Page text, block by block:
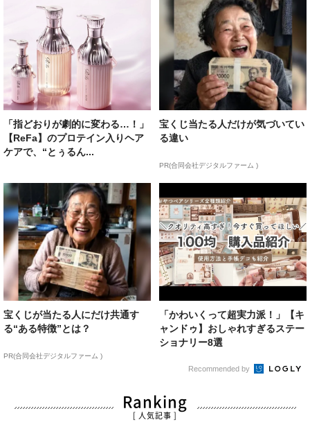
「指どおりが劇的に変わる…！」
【ReFa】のプロテイン入りヘア
ケアで、“とぅるん...
宝くじ当たる人だけが気づいてい
る違い
PR(合同会社デジタルファーム )
宝くじが当たる人にだけ共通す
る“ある特徴”とは？
PR(合同会社デジタルファーム )
「かわいくって超実力派！」【キ
ャンドゥ】おしゃれすぎるステー
ショナリー8選
Recommended by
Ranking
[ 人気記事 ]